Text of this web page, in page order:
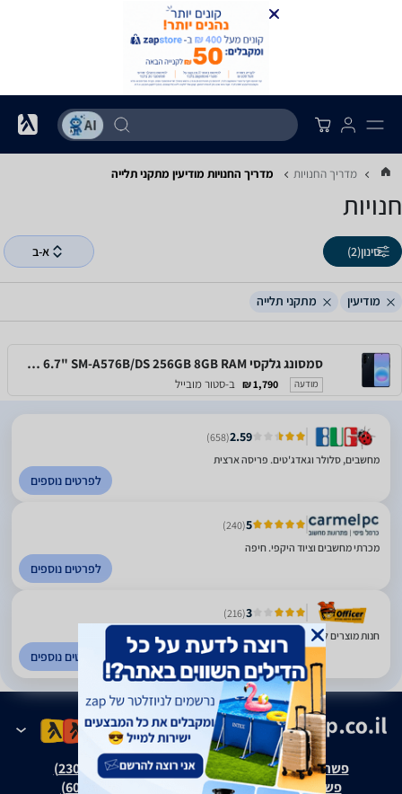
מדריך החנויות מדריך החנויות ‏מודיעין ‏מתקני תלייה
חנויות
סינון(2) א-ב
מודיעין מתקני תלייה
סמסונג גלקסי Samsung Galaxy A57 5G 6.7" SM-A576B/DS 256GB 8GB RAM
מודעה 1,790 ₪ ב-סטור מובייל
2.59
(658)
מחשבים, סלולר וגאדג'טים. פריסה ארצית
לפרטים נוספים
5
(240)
מכרתי מחשבים וציוד היקפי. חיפה
לפרטים נוספים
3
(216)
חנות מוצרים למשרד. מודיעין
לפרטים נוספים
פשרה בת"צ אבנצ'יק נ' זאפ גרופ (ת"צ 23008-08-20)
פשרה בת"צ כהנים נ' זאפ גרופ (ת"צ 60371-12-19)